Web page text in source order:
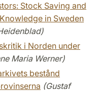
Stock Saving and
in Sweden
i Norden under
Maria Werner)
bestånd
(Gustaf